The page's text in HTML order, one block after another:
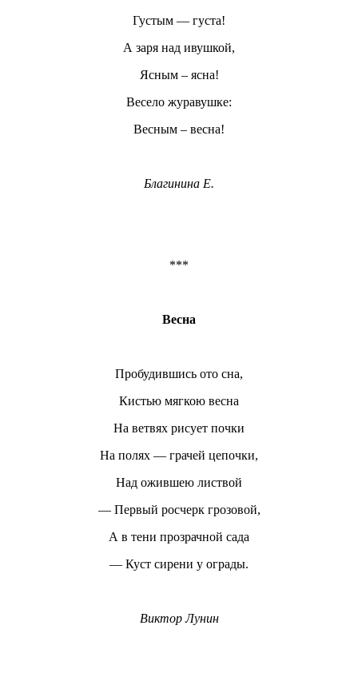
Густым — густа!
А заря над ивушкой,
Ясным – ясна!
Весело журавушке:
Весным – весна!
Благинина Е.
***
Весна
Пробудившись ото сна,
Кистью мягкою весна
На ветвях рисует почки
На полях — грачей цепочки,
Над ожившею листвой
— Первый росчерк грозовой,
А в тени прозрачной сада
— Куст сирени у ограды.
Виктор Лунин